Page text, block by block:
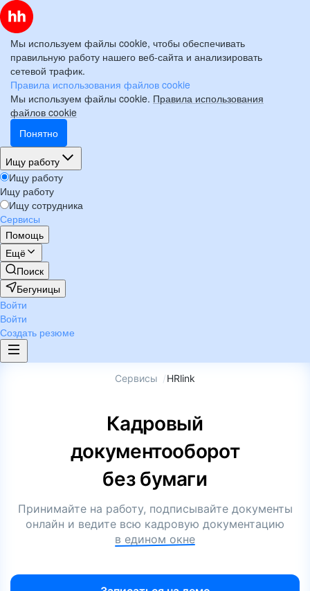
Мы используем файлы cookie, чтобы обеспечивать
правильную работу нашего веб-сайта и анализировать
сетевой трафик.
Правила использования файлов cookie
Мы используем файлы cookie. Правила использования
файлов cookie
Понятно
Ищу работу
Ищу работу
Ищу работу
Ищу сотрудника
Сервисы
Помощь
Ещё
Поиск
Бегуницы
Войти
Войти
Создать резюме
Сервисы /HRlink
Кадровый
документооборот
без бумаги
Принимайте на работу, подписывайте документы
онлайн и ведите всю кадровую документацию
в едином окне